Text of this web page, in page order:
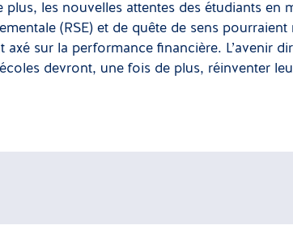
plus, les nouvelles attentes des étudiants en
(RSE) et de quête de sens
axé sur la performance financière. L’avenir
devront, une fois de plus, réinventer